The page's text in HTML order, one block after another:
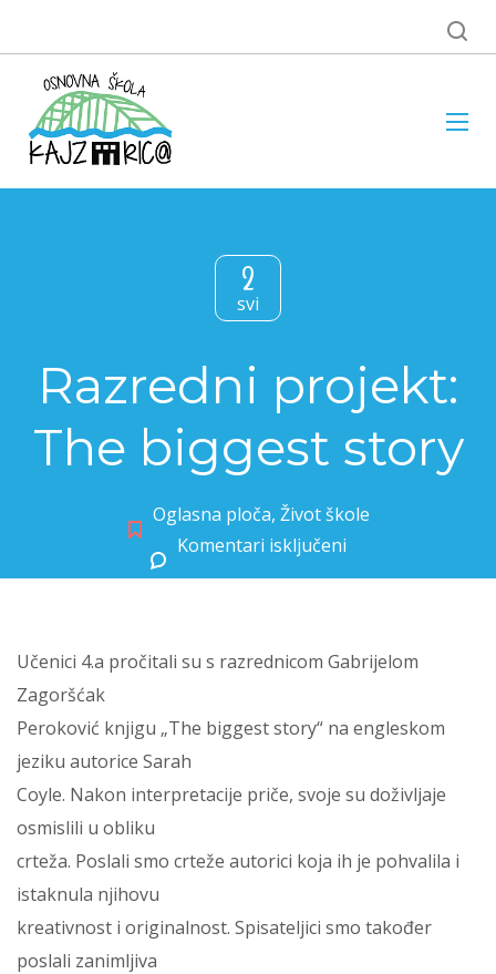
2
svi
Razredni projekt:
The biggest story
Oglasna ploča, Život škole
Komentari isključeni
Učenici 4.a pročitali su s razrednicom Gabrijelom
Zagoršćak
Peroković knjigu „The biggest story“ na engleskom
jeziku autorice Sarah
Coyle. Nakon interpretacije priče, svoje su doživljaje
osmislili u obliku
crteža. Poslali smo crteže autorici koja ih je pohvalila i
istaknula njihovu
kreativnost i originalnost. Spisateljici smo također
poslali zanimljiva